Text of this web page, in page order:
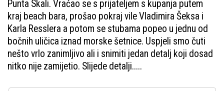
Punta Skali. Vraćao se s prijateljem s kupanja putem
kraj beach bara, prošao pokraj vile Vladimira Šeksa i
Karla Resslera a potom se stubama popeo u jednu od
bočnih uličica iznad morske šetnice. Uspjeli smo čuti
nešto vrlo zanimljivo ali i snimiti jedan detalj koji dosad
nitko nije zamijetio. Slijede detalji.....